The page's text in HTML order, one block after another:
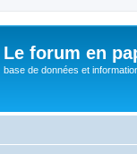
Le forum en
base de données et